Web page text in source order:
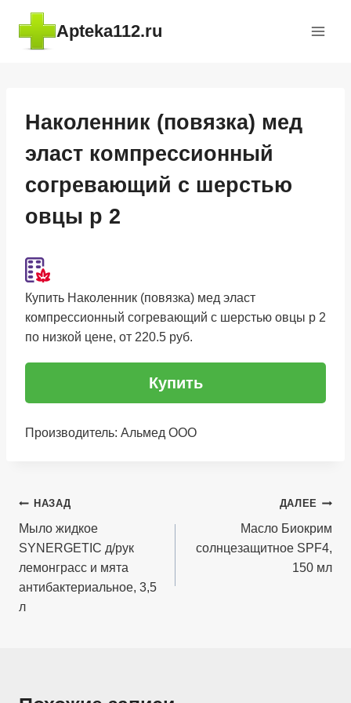
Перейти
содержимому
Apteka112.ru
Наколенник (повязка) мед
эласт компрессионный
согревающий с шерстью
овцы р 2
Купить Наколенник (повязка) мед эласт
компрессионный согревающий с шерстью овцы р 2
по низкой цене, от 220.5 руб.
Купить
Производитель: Альмед ООО
Навигация
по
записям
НАЗАД
Мыло жидкое
SYNERGETIC д/рук
лемонграсс и мята
антибактериальное, 3,5
л
ДАЛЕЕ
Масло Биокрим
солнцезащитное SPF4,
150 мл